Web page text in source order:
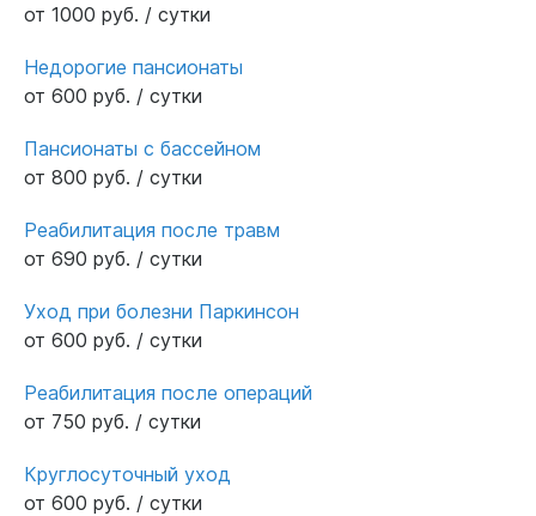
от 1000 руб. / сутки
Недорогие пансионаты
от 600 руб. / сутки
Пансионаты с бассейном
от 800 руб. / сутки
Реабилитация после травм
от 690 руб. / сутки
Уход при болезни Паркинсон
от 600 руб. / сутки
Реабилитация после операций
от 750 руб. / сутки
Круглосуточный уход
от 600 руб. / сутки